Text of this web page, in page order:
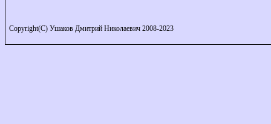
Copyright(C) Ушаков Дмитрий Николаевич 2008-2023